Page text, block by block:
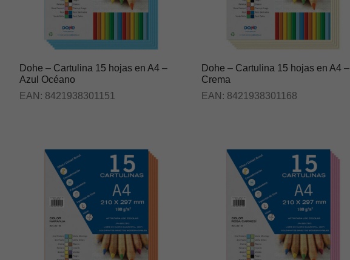
Dohe – Cartulina 15 hojas en A4 –
Azul Océano
EAN: 8421938301151
Dohe – Cartulina 15 hojas en A4 –
Crema
EAN: 8421938301168